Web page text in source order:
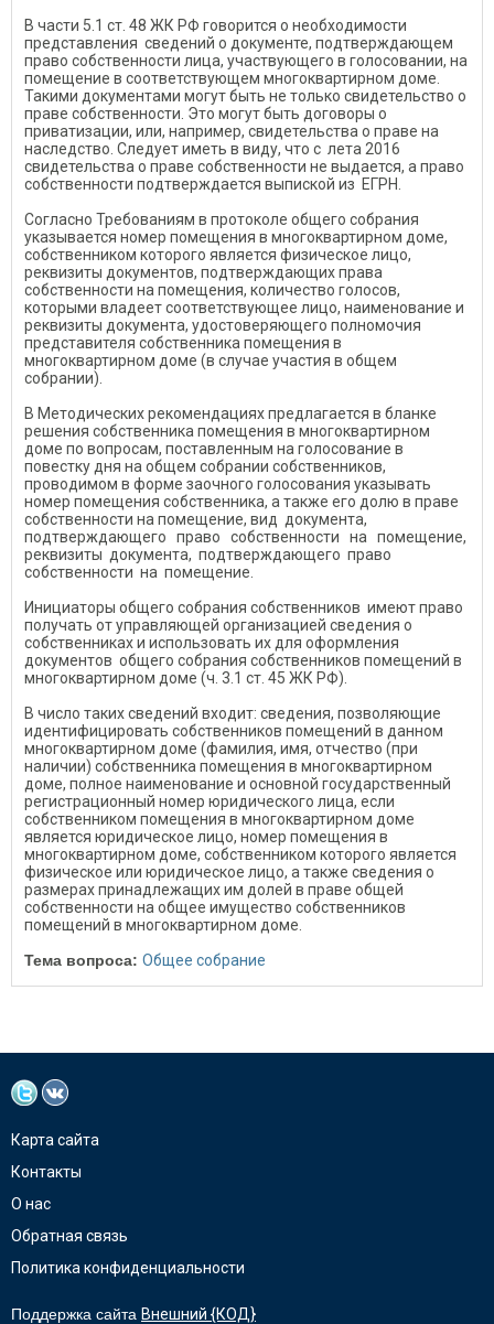
В части 5.1 ст. 48 ЖК РФ говорится о необходимости
представления сведений о документе, подтверждающем
право собственности лица, участвующего в голосовании, на
помещение в соответствующем многоквартирном доме.
Такими документами могут быть не только свидетельство о
праве собственности. Это могут быть договоры о
приватизации, или, например, свидетельства о праве на
наследство. Следует иметь в виду, что с лета 2016
свидетельства о праве собственности не выдается, а право
собственности подтверждается выпиской из ЕГРН.
Согласно Требованиям в протоколе общего собрания
указывается номер помещения в многоквартирном доме,
собственником которого является физическое лицо,
реквизиты документов, подтверждающих права
собственности на помещения, количество голосов,
которыми владеет соответствующее лицо, наименование и
реквизиты документа, удостоверяющего полномочия
представителя собственника помещения в
многоквартирном доме (в случае участия в общем
собрании).
В Методических рекомендациях предлагается в бланке
решения собственника помещения в многоквартирном
доме по вопросам, поставленным на голосование в
повестку дня на общем собрании собственников,
проводимом в форме заочного голосования указывать
номер помещения собственника, а также его долю в праве
собственности на помещение, вид документа,
подтверждающего право собственности на помещение,
реквизиты документа, подтверждающего право
собственности на помещение.
Инициаторы общего собрания собственников имеют право
получать от управляющей организацией сведения о
собственниках и использовать их для оформления
документов общего собрания собственников помещений в
многоквартирном доме (ч. 3.1 ст. 45 ЖК РФ).
В число таких сведений входит: сведения, позволяющие
идентифицировать собственников помещений в данном
многоквартирном доме (фамилия, имя, отчество (при
наличии) собственника помещения в многоквартирном
доме, полное наименование и основной государственный
регистрационный номер юридического лица, если
собственником помещения в многоквартирном доме
является юридическое лицо, номер помещения в
многоквартирном доме, собственником которого является
физическое или юридическое лицо, а также сведения о
размерах принадлежащих им долей в праве общей
собственности на общее имущество собственников
помещений в многоквартирном доме.
Тема вопроса: Общее собрание
Карта сайта
Контакты
О нас
Обратная связь
Политика конфиденциальности
Поддержка сайта Внешний {КОД}